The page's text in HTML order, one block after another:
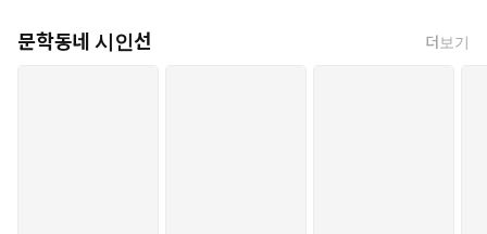
문학동네 시인선 더보기